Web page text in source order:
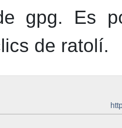
gpg. Es
de ratolí.